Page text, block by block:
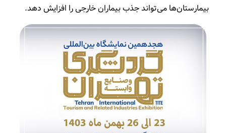
بیمارستان‌ها می‌تواند جذب بیماران خارجی را افزایش دهد.